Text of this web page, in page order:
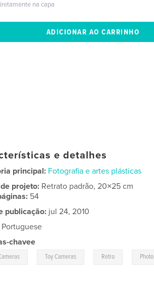
na capa
e detalhes
principal: Fotografia e artes plásticas
projeto: Retrato padrão, 20×25 cm
54
publicação: jul 24, 2010
Portuguese
chavee
Toy Cameras Retro Photo